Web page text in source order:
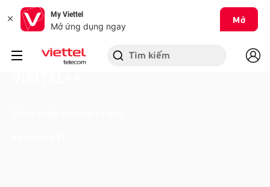
My Viettel
Mở ứng dụng ngay
Mở
CHƯƠNG TRÌNH CSKH LỚN NHẤT -